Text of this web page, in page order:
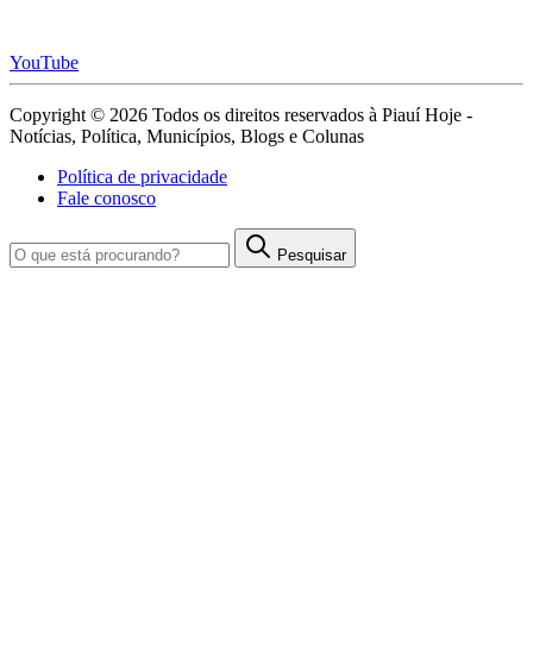
YouTube
Copyright © 2026 Todos os direitos reservados à Piauí Hoje -
Notícias, Política, Municípios, Blogs e Colunas
Política de privacidade
Fale conosco
Pesquisar